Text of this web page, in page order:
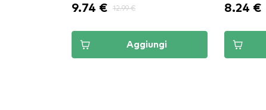
9.74 € 12.99 €
Aggiungi
8.24 €